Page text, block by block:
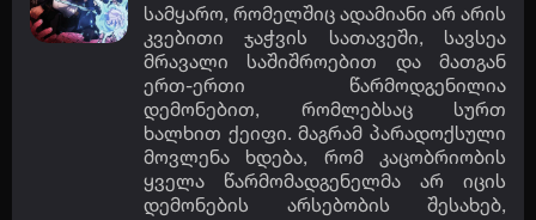
სამყარო, რომელშიც ადამიანი არ არის
კვებითი ჯაჭვის სათავეში, სავსეა
მრავალი საშიშროებით და მათგან
ერთ-ერთი წარმოდგენილია
დემონებით, რომლებსაც სურთ
ხალხით ქეიფი. მაგრამ პარადოქსული
მოვლენა ხდება, რომ კაცობრიობის
ყველა წარმომადგენელმა არ იცის
დემონების არსებობის შესახებ,